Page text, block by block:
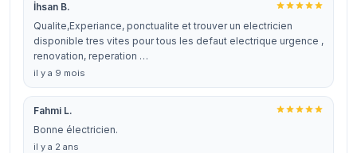
İhsan B.
Qualite,Experiance, ponctualite et trouver un electricien
disponible tres vites pour tous les defaut electrique urgence ,
renovation, reperation …
il y a 9 mois
Fahmi L.
Bonne électricien.
il y a 2 ans